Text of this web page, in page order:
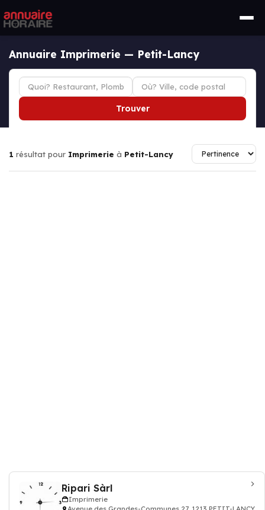
Annuaire Imprimerie — Petit-Lancy
Trouver
1 résultat pour Imprimerie à Petit-Lancy
Ripari Sàrl
Imprimerie